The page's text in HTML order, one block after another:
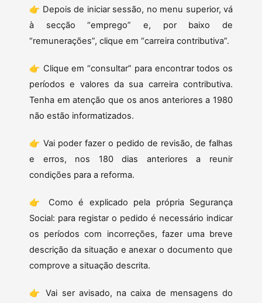
👉 Depois de iniciar sessão, no menu superior, vá
à secção “emprego” e, por baixo de
“remunerações”, clique em “carreira contributiva”.
👉 Clique em “consultar” para encontrar todos os
períodos e valores da sua carreira contributiva.
Tenha em atenção que os anos anteriores a 1980
não estão informatizados.
👉 Vai poder fazer o pedido de revisão, de falhas
e erros, nos 180 dias anteriores a reunir
condições para a reforma.
👉 Como é explicado pela própria Segurança
Social: para registar o pedido é necessário indicar
os períodos com incorreções, fazer uma breve
descrição da situação e anexar o documento que
comprove a situação descrita.
👉 Vai ser avisado, na caixa de mensagens do